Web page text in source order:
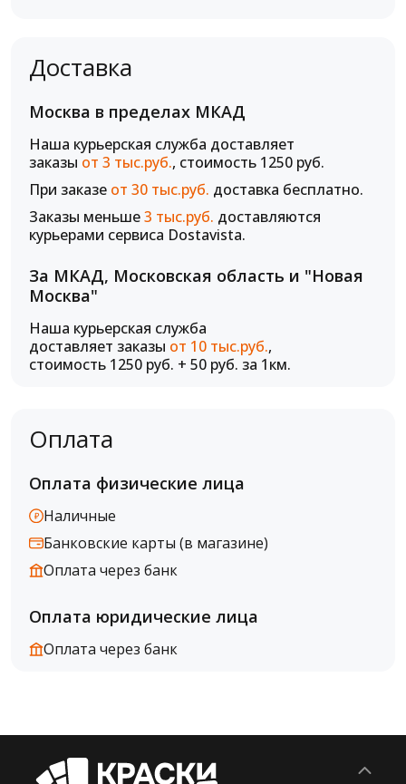
Доставка
Москва в пределах МКАД
Наша курьерская служба доставляет
заказы от 3 тыс.руб., стоимость 1250 руб.
При заказе от 30 тыс.руб. доставка бесплатно.
Заказы меньше3 тыс.руб. доставляются
курьерами сервиса Dostavista.
За МКАД, Московская область и "Новая
Москва"
Наша курьерская служба
доставляет заказы от 10 тыс.руб.,
стоимость 1250 руб. + 50 руб. за 1км.
Оплата
Оплата физические лица
Наличные
Банковские карты (в магазине)
Оплата через банк
Оплата юридические лица
Оплата через банк